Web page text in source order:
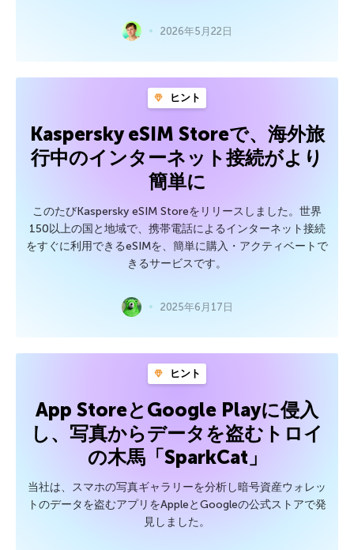
2026年5月22日
ヒント
Kaspersky eSIM Storeで、海外旅
行中のインターネット接続がより
簡単に
このたびKaspersky eSIM Storeをリリースしました。世界
150以上の国と地域で、携帯電話によるインターネット接続
をすぐに利用できるeSIMを、簡単に購入・アクティベートで
きるサービスです。
2025年6月17日
ヒント
App StoreとGoogle Playに侵入
し、写真からデータを盗むトロイ
の木馬「SparkCat」
当社は、スマホの写真ギャラリーを分析し暗号資産ウォレッ
トのデータを盗むアプリをAppleとGoogleの公式ストアで発
見しました。